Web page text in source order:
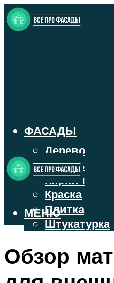
ФАСАДЫ
Дерево
Камень
Кирпич
Краска
Плитка
Штукатурка
ФАСАДНЫЙ
МЕНЮ
Обзор